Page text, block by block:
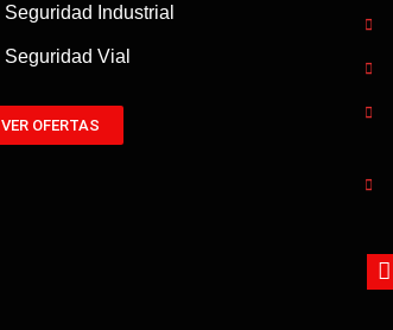
Seguridad Industrial
Seguridad Vial
VER OFERTAS